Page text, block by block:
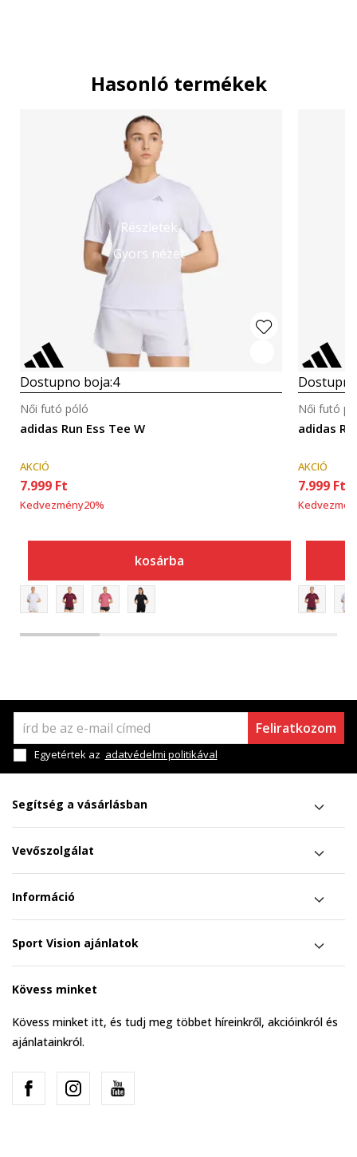
Hasonló termékek
Részletek
Gyors nézet
Dostupno boja:4
adidas Run Ess Tee W
Női futó póló
AKCIÓ
7.999 Ft
Kedvezmény20%
kosárba
adidas
Női futó
AKCIÓ
7.999 Ft
Feliratkozom
Egyetértek az adatvédelmi politikával
Segítség a vásárlásban
Vevőszolgálat
Információ
Sport Vision ajánlatok
Kövess minket
Kövess minket itt, és tudj meg többet híreinkről, akcióinkról és
ajánlatainkról.